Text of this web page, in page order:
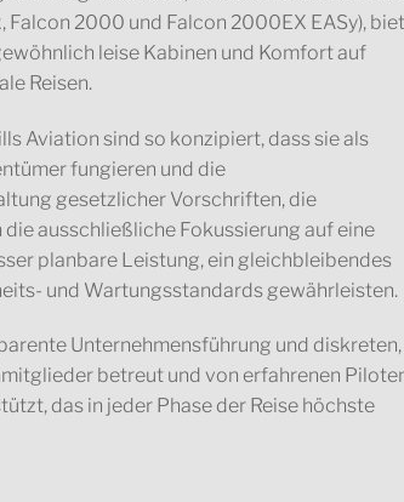
Falcon 2000 und Falcon 2000EX EASy),
leise Kabinen und Komfort auf
Reisen.
Aviation sind so konzipiert, dass sie als
fungieren und die
gesetzlicher Vorschriften, die
ausschließliche Fokussierung auf eine
planbare Leistung, ein gleichbleibendes
und Wartungsstandards gewährleisten.
Unternehmensführung und diskreten,
betreut und von erfahrenen
das in jeder Phase der Reise höchste